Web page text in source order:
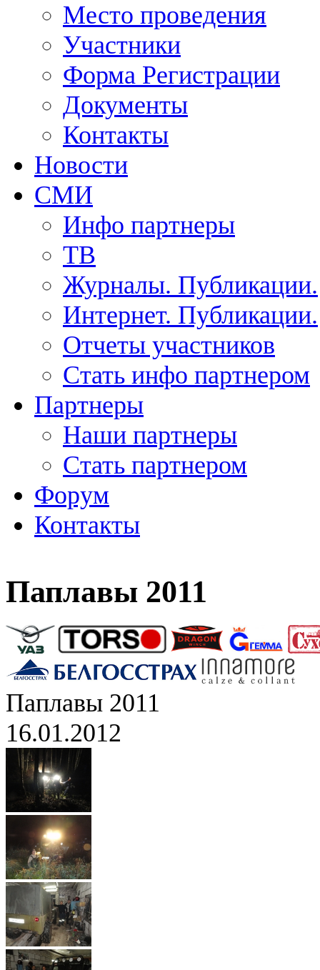
Место проведения
Участники
Форма Регистрации
Документы
Контакты
Новости
СМИ
Инфо партнеры
ТВ
Журналы. Публикации.
Интернет. Публикации.
Отчеты участников
Стать инфо партнером
Партнеры
Наши партнеры
Стать партнером
Форум
Контакты
Паплавы 2011
Паплавы 2011
16.01.2012